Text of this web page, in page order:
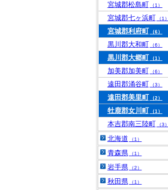
宮城郡松島町 （1）
宮城郡七ヶ浜町 （1）
宮城郡利府町 （6）
黒川郡大和町 （6）
黒川郡大郷町 （1）
加美郡加美町 （6）
遠田郡涌谷町 （3）
遠田郡美里町 （2）
牡鹿郡女川町 （1）
本吉郡南三陸町 （3）
北海道 （1）
青森県 （1）
岩手県 （2）
秋田県 （1）